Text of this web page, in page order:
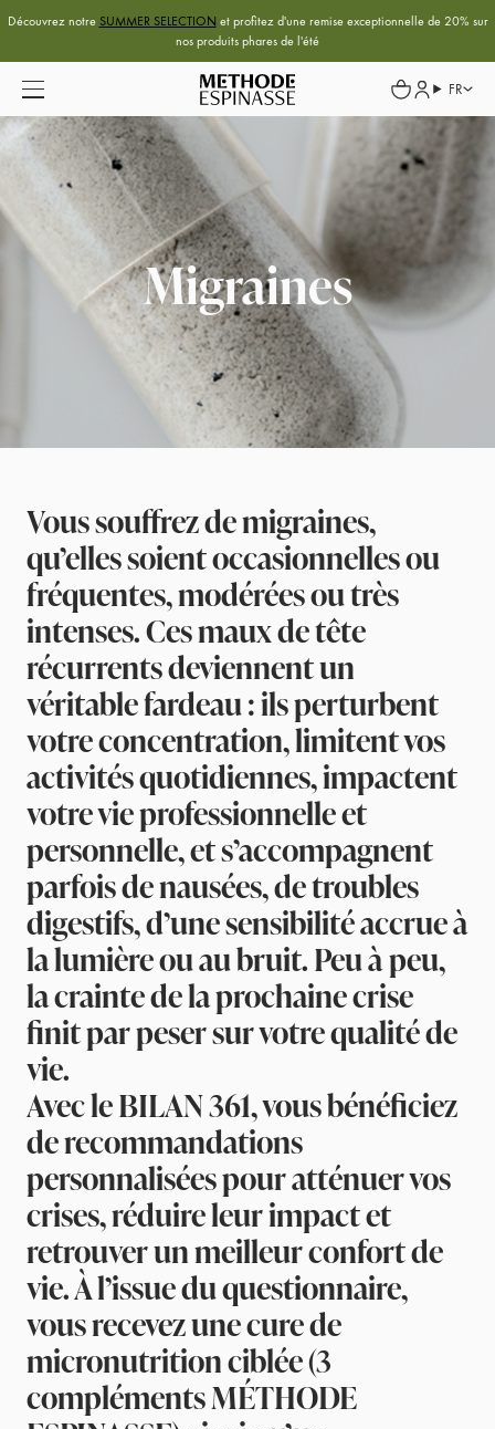
Découvrez notre SUMMER SELECTION et profitez d'une remise exceptionnelle de 20% sur
nos produits phares de l'été
FR
Migraines
Vous souffrez de migraines,
qu’elles soient occasionnelles ou
fréquentes, modérées ou très
intenses. Ces maux de tête
récurrents deviennent un
véritable fardeau : ils perturbent
votre concentration, limitent vos
activités quotidiennes, impactent
votre vie professionnelle et
personnelle, et s’accompagnent
parfois de nausées, de troubles
digestifs, d’une sensibilité accrue à
la lumière ou au bruit. Peu à peu,
la crainte de la prochaine crise
finit par peser sur votre qualité de
vie.
Avec leBILAN 361, vous bénéficiez
de recommandations
personnalisées pour atténuer vos
crises, réduire leur impact et
retrouver un meilleur confort de
vie. À l’issue du questionnaire,
vous recevez une cure de
micronutrition ciblée (3
compléments MÉTHODE